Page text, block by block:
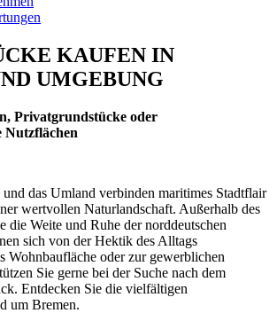
KAUFEN IN
UMGEBUNG
Privatgrundstücke oder
Nutzflächen
das Umland verbinden maritimes Stadtflair
wertvollen Naturlandschaft. Außerhalb des
die Weite und Ruhe der norddeutschen
sich von der Hektik des Alltags
Wohnbaufläche oder zur gewerblichen
Sie gerne bei der Suche nach dem
Entdecken Sie die vielfältigen
um Bremen.